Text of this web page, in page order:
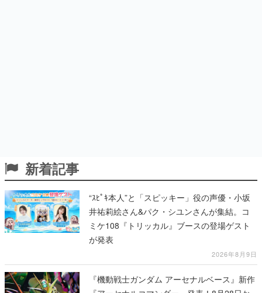
新着記事
“ｽﾋﾟｷ本人”と「スピッキー」役の声優・小坂
井祐莉絵さん&パク・シユンさんが集結。コ
ミケ108『トリッカル』ブースの登場ゲスト
が発表
2026年8月9日
『機動戦士ガンダム アーセナルベース』新作